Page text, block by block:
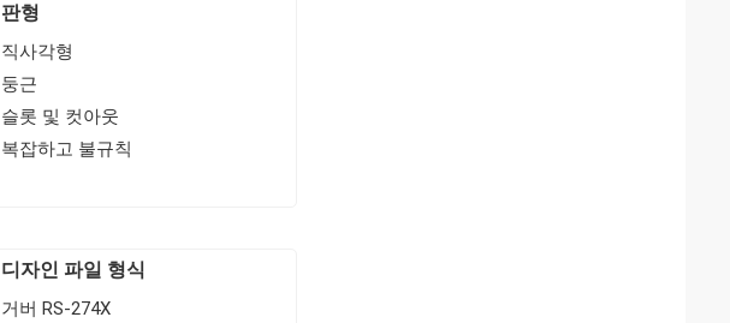
판형
직사각형
둥근
슬롯 및 컷아웃
복잡하고 불규칙
디자인 파일 형식
거버 RS-274X